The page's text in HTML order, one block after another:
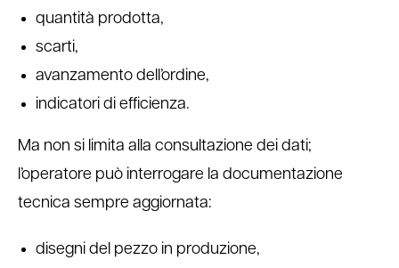
quantità prodotta,
scarti,
avanzamento dell’ordine,
indicatori di efficienza.
Ma non si limita alla consultazione dei dati;
l’operatore può interrogare la documentazione
tecnica sempre aggiornata:
disegni del pezzo in produzione,